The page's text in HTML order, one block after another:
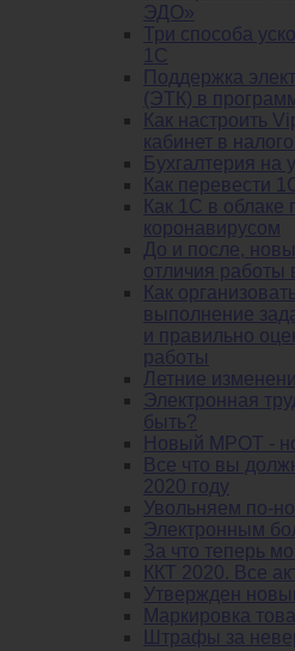
ЭДО»
Три способа
1С
Поддержка
(ЭТК) в
Как настроить
кабинет в
Бухгалтерия на
Как перевести
Как 1С в облаке
коронавирусом
До и после,
отличия работы
Как
выполнение
и правильно
работы
Летние
Электронная
быть?
Новый МРОТ -
Все что вы
2020 году
Увольняем по-
Электронным
За что теперь
ККТ 2020. Все
Утвержден
Маркировка
Штрафы за